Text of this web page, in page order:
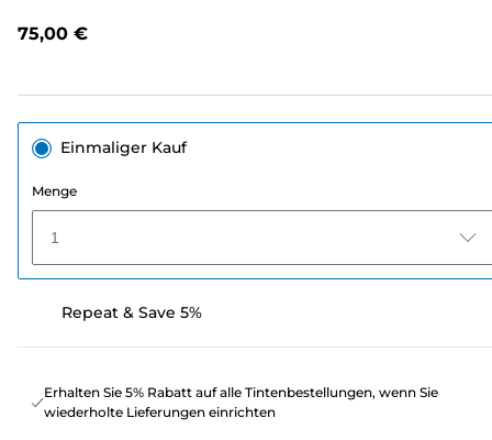
75,00 €
Einmaliger Kauf
Menge
1
Repeat & Save 5%
Erhalten Sie 5% Rabatt auf alle Tintenbestellungen, wenn Sie
wiederholte Lieferungen einrichten